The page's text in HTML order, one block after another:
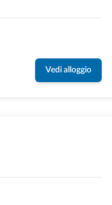
Vedi alloggio